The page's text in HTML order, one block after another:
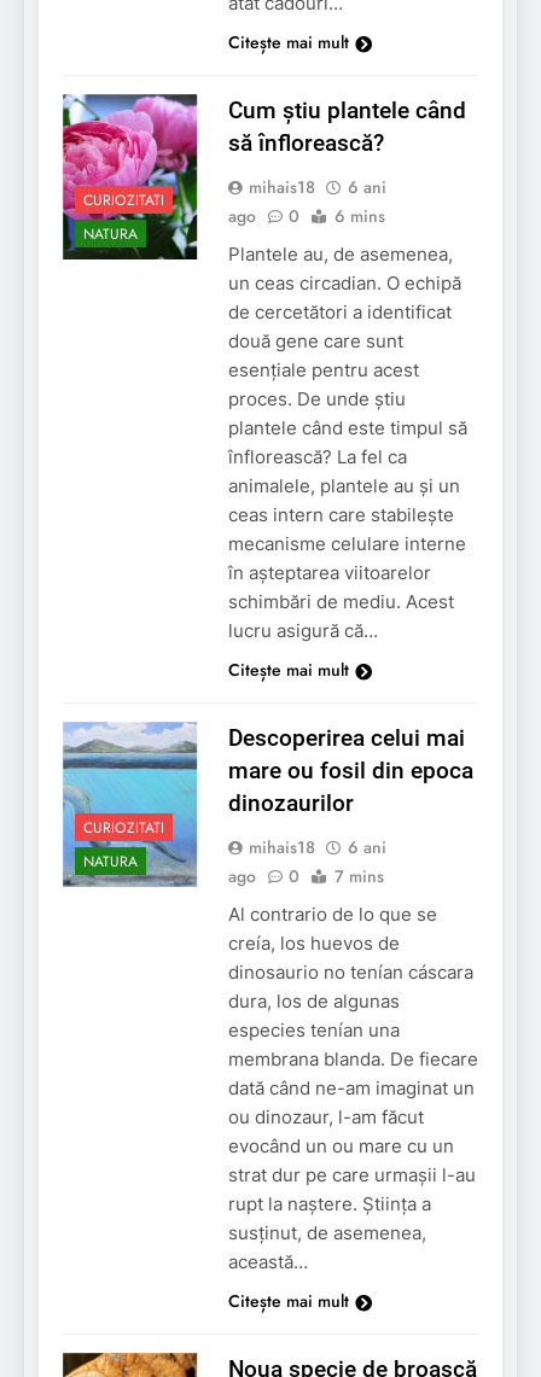
Citește mai mult
CURIOZITATI
NATURA
Cum știu plantele când
să înflorească?
mihais18
6 ani
ago
0 6 mins
Plantele au, de asemenea,
un ceas circadian. O echipă
de cercetători a identificat
două gene care sunt
esențiale pentru acest
proces. De unde știu
plantele când este timpul să
înflorească? La fel ca
animalele, plantele au și un
ceas intern care stabilește
mecanisme celulare interne
în așteptarea viitoarelor
schimbări de mediu. Acest
lucru asigură că…
Citește mai mult
CURIOZITATI
NATURA
Descoperirea celui mai
mare ou fosil din epoca
dinozaurilor
mihais18
6 ani
ago
0 7 mins
Al contrario de lo que se
creía, los huevos de
dinosaurio no tenían cáscara
dura, los de algunas
especies tenían una
membrana blanda. De fiecare
dată când ne-am imaginat un
ou dinozaur, l-am făcut
evocând un ou mare cu un
strat dur pe care urmașii l-au
rupt la naștere. Știința a
susținut, de asemenea,
această…
Citește mai mult
Noua specie de broască